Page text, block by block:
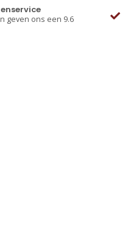
geven ons een 9.6